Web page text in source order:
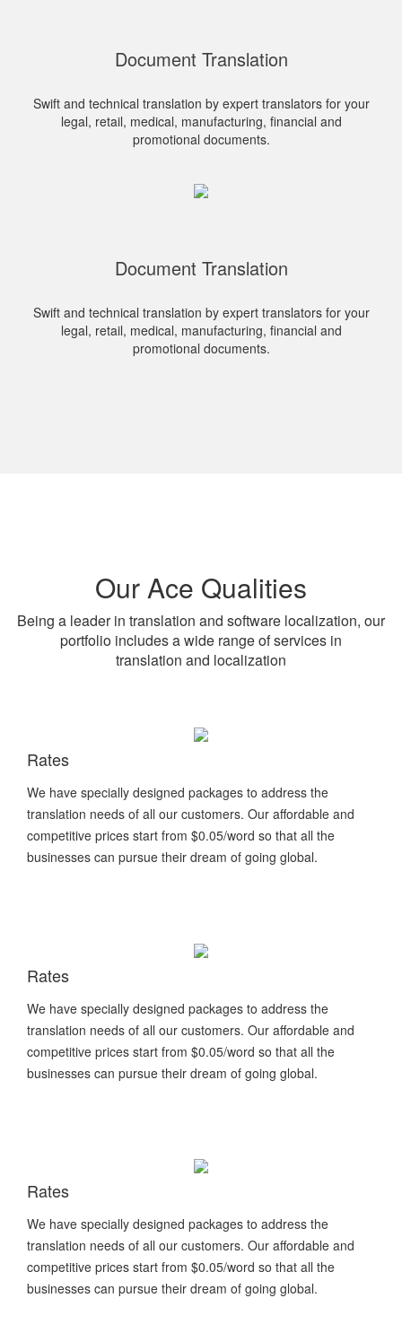
Document Translation
Swift and technical translation by expert translators for your
legal, retail, medical, manufacturing, financial and
promotional documents.
Document Translation
Swift and technical translation by expert translators for your
legal, retail, medical, manufacturing, financial and
promotional documents.
Our Ace Qualities
Being a leader in translation and software localization, our
portfolio includes a wide range of services in
translation and localization
Rates
We have specially designed packages to address the
translation needs of all our customers. Our affordable and
competitive prices start from $0.05/word so that all the
businesses can pursue their dream of going global.
Rates
We have specially designed packages to address the
translation needs of all our customers. Our affordable and
competitive prices start from $0.05/word so that all the
businesses can pursue their dream of going global.
Rates
We have specially designed packages to address the
translation needs of all our customers. Our affordable and
competitive prices start from $0.05/word so that all the
businesses can pursue their dream of going global.